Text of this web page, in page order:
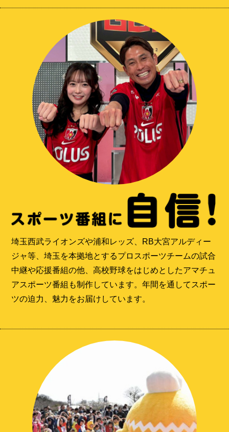
埼玉西武ライオンズや浦和レッズ、RB大宮アルディー
ジャ等、埼玉を本拠地とするプロスポーツチームの試合
中継や応援番組の他、高校野球をはじめとしたアマチュ
アスポーツ番組も制作しています。年間を通してスポー
ツの迫力、魅力をお届けしています。